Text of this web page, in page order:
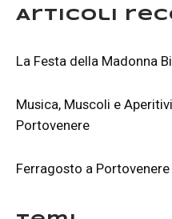
Articoli
La Festa della Madonna
Musica, Muscoli e
Portovenere
Ferragosto a Portovenere